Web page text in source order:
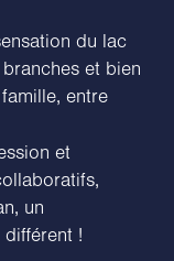
du lac
et bien
entre
et
un
!